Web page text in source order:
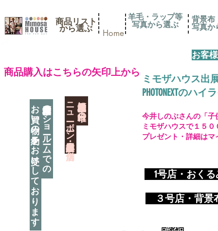
商品リスト
​から選ぶ Home
​商品購入はこちらの矢印上から
神奈川県相模原市に日本唯一の
​ニューボーン撮影用小道具店・３店舗
羊毛・ラップ等
写真から選ぶ
背景布
写真か
お客
ミモザハウス出
PHOTONEXTのハ
神奈川県相模原市のショールームでの
お買い物の予約をお受けしております 1号店・おく
​ ３号店・背
今井しのぶさんの「
ミモザハウスで１５
プレゼント・詳細は